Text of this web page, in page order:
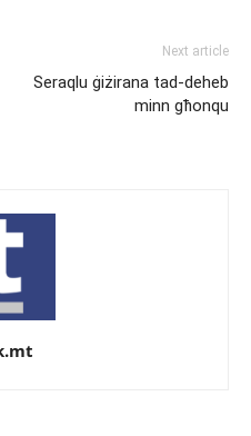
Next article
Seraqlu ġiżirana tad-deheb
minn għonqu